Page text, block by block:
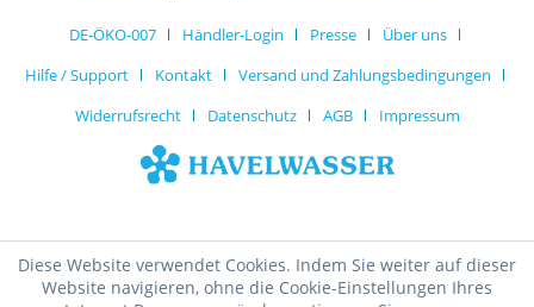
DE-ÖKO-007 Händler-Login Presse
Über uns
Hilfe / Support
Kontakt
Versand und Zahlungsbedingungen
Widerrufsrecht
Datenschutz AGB Impressum
Diese Website verwendet Cookies. Indem Sie weiter auf dieser
Website navigieren, ohne die Cookie-Einstellungen Ihres